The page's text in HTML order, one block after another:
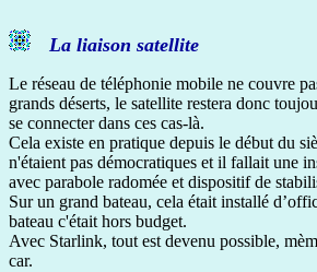
La liaison satellite
Le réseau de téléphonie mobile ne couvre
grands déserts, le satellite restera donc
se connecter dans ces cas-là.
Cela existe en pratique depuis le début du
n'étaient pas démocratiques et il fallait une
avec parabole radomée et dispositif de
Sur un grand bateau, cela était installé
bateau c'était hors budget.
Avec Starlink, tout est devenu possible,
car.